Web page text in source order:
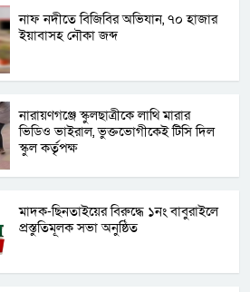
নাফ নদীতে বিজিবির অভিযান, ৭০ হাজার
ইয়াবাসহ নৌকা জব্দ
নারায়ণগঞ্জে স্কুলছাত্রীকে লাথি মারার
ভিডিও ভাইরাল, ভুক্তভোগীকেই টিসি দিল
স্কুল কর্তৃপক্ষ
মাদক-ছিনতাইয়ের বিরুদ্ধে ১নং বাবুরাইলে
প্রস্তুতিমূলক সভা অনুষ্ঠিত